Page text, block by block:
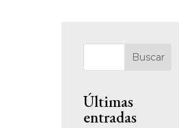
Buscar
Últimas
entradas